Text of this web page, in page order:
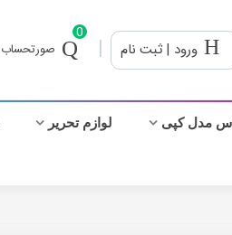
ورود | ثبت نام |
0
صورتحساب
مدل کپی لوازم تحریر